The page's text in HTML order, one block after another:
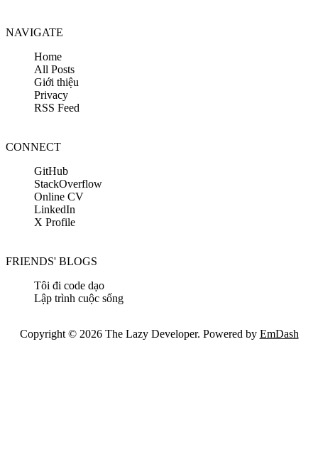
NAVIGATE
Home
All Posts
Giới thiệu
Privacy
RSS Feed
CONNECT
GitHub
StackOverflow
Online CV
LinkedIn
X Profile
FRIENDS' BLOGS
Tôi đi code dạo
Lập trình cuộc sống
Copyright © 2026 The Lazy Developer. Powered by EmDash